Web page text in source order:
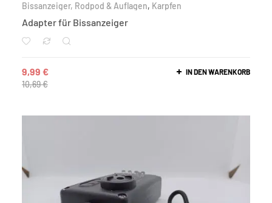
Bissanzeiger, Rodpod & Auflagen, Karpfen
Adapter für Bissanzeiger
10,69€
9,99 € IN DEN WARENKORB